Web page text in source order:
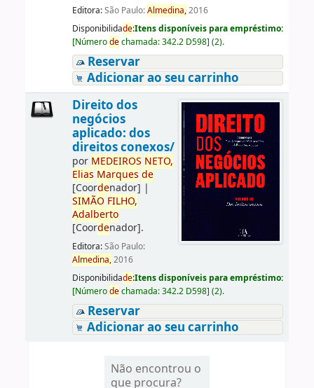
Editora:São Paulo:Almedina,2016
Disponibilidade:Itens disponíveis para empréstimo:
[Númerodechamada:342.2 D598] (2).
Reservar
Adicionar ao seu carrinho
Direito dos
negócios
aplicado: dos
direitos conexos/
por MEDEIROS NETO,
Elias Marques de
[Coordenador] |
SIMÃO FILHO,
Adalberto
[Coordenador].
Editora:São Paulo:
Almedina,2016
Disponibilidade:Itens disponíveis para empréstimo:
[Númerodechamada:342.2 D598] (2).
Reservar
Adicionar ao seu carrinho
Não encontrou o
que procura?